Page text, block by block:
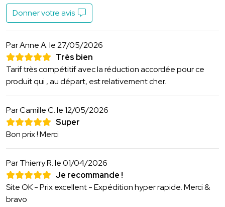
Donner votre avis
Par Anne A.le 27/05/2026
Très bien
Tarif très compétitif avec la réduction accordée pour ce
produit qui , au départ, est relativement cher.
Par Camille C.le 12/05/2026
Super
Bon prix ! Merci
Par Thierry R.le 01/04/2026
Je recommande !
Site OK - Prix excellent - Expédition hyper rapide. Merci &
bravo